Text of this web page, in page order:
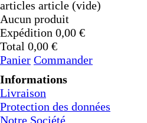
1x 30A CCPWM Courant constant -
Contrôle électronique - Modulateur
de Fréquence
Send to >
Belgique
2026-07-29 14:02:53
1x 30A CCPWM Courant constant -
Contrôle électronique - Modulateur
de Fréquence
Send to >
articles article (vide)
Aucun produit
Expédition 0,00 €
Total 0,00 €
Panier Commander
Informations
Livraison
Protection des données
Notre Société